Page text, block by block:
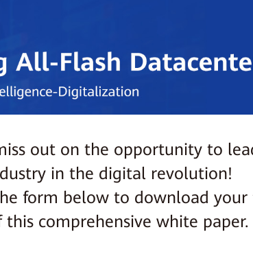
out on the opportunity to
in the digital revolution!
form below to download your
this comprehensive white paper.